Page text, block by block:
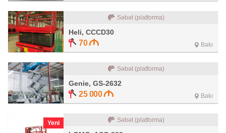
Səbət (platforma)
Heli, CCCD30
70 Bakı
Səbət (platforma)
Genie, GS-2632
25 000 Bakı
Yeni Səbət (platforma)